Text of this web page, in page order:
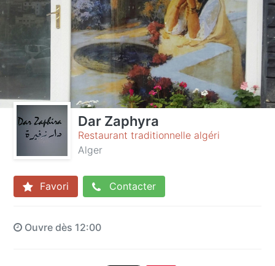
Dar Zaphyra
Restaurant traditionnelle algéri
Alger
Favori Contacter
Ouvre dès 12:00